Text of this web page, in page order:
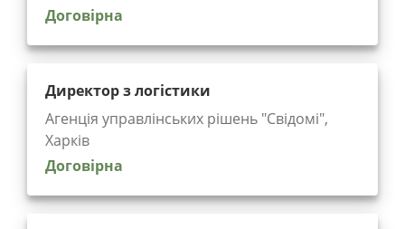
Договірна
Директор з логістики
Агенція управлінських рішень "Cвідомі",
Харків
Договірна